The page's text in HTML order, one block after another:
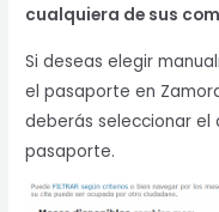
cualquiera de sus
Si deseas elegir
el pasaporte en
deberás seleccionar
pasaporte.